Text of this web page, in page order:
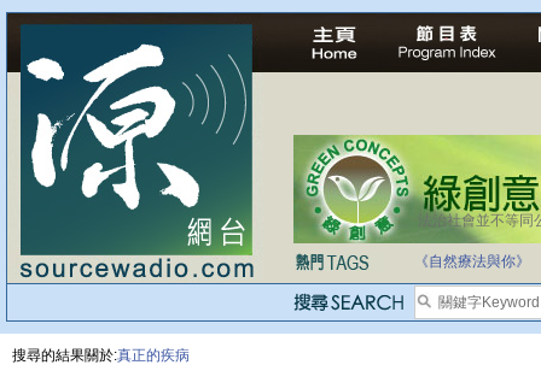
法治社會並不等同
《自然療法與你》
搜尋的結果關於:真正的疾病